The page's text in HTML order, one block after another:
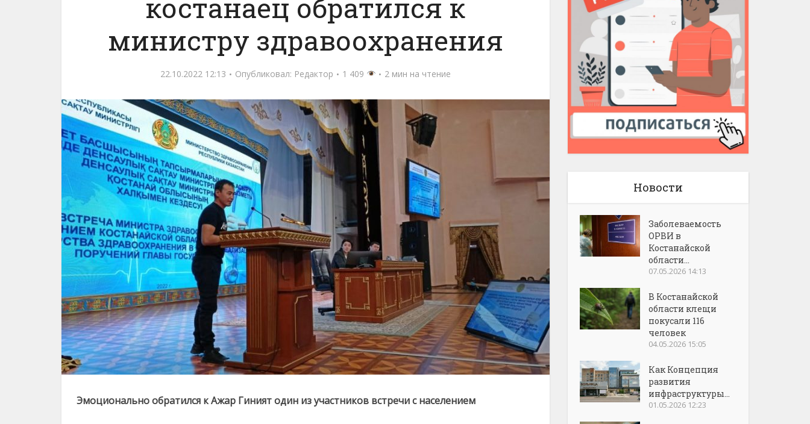
костанаец обратился к
министру здравоохранения
22.10.2022 12:13 Опубликовал: Редактор 1 409 2 мин на чтение
Эмоционально обратился к Ажар Гиният один из участников встречи с населением
Новости
Заболеваемость
ОРВИ в
Костанайской
области...
07.05.2026 14:13
В Костанайской
области клещи
покусали 116
человек
04.05.2026 15:05
Как Концепция
развития
инфраструктуры...
01.05.2026 12:23